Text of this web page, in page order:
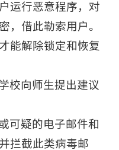
运行恶意程序，对
，借此勒索用户。
能解除锁定和恢复
校向师生提出建议
可疑的电子邮件和
拦截此类病毒邮